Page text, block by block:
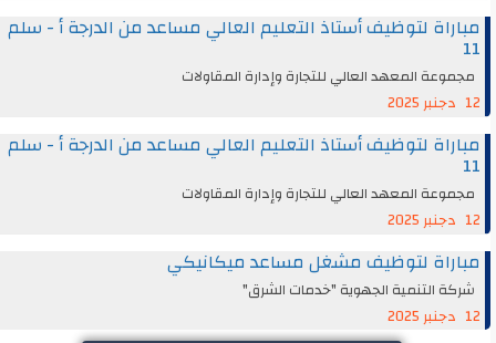
مباراة لتوظيف أستاذ التعليم العالي مساعد من الدرجة أ - سلم
11
مجموعة المعهد العالي للتجارة وإدارة المقاولات
12 دجنبر 2025
مباراة لتوظيف أستاذ التعليم العالي مساعد من الدرجة أ - سلم
11
مجموعة المعهد العالي للتجارة وإدارة المقاولات
12 دجنبر 2025
مباراة لتوظيف مشغل مساعد ميكانيكي
شركة التنمية الجهوية "خدمات الشرق"
12 دجنبر 2025